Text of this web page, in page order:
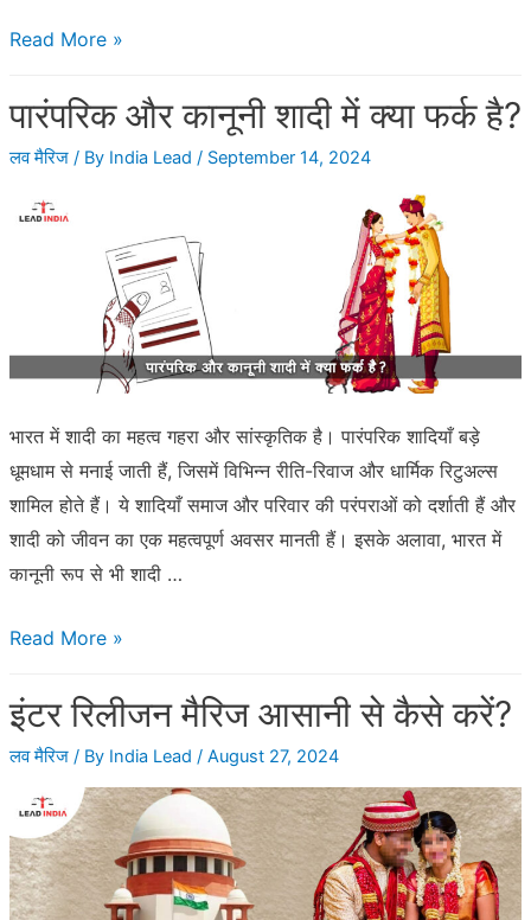
विवाह
कानूनी
प्रक्रिया
होती
Read More »
पारंपरिक और कानूनी शादी में क्या फर्क है?
लव मैरिज/ By India Lead / September 14, 2024
भारत में शादी का महत्व गहरा और सांस्कृतिक है। पारंपरिक शादियाँ बड़े
धूमधाम से मनाई जाती हैं, जिसमें विभिन्न रीति-रिवाज और धार्मिक रिटुअल्स
शामिल होते हैं। ये शादियाँ समाज और परिवार की परंपराओं को दर्शाती हैं और
शादी को जीवन का एक महत्वपूर्ण अवसर मानती हैं। इसके अलावा, भारत में
कानूनी रूप से भी शादी …
पारंपरिक
कानूनी
शादी
क्या
फर्क
है?
Read More »
इंटर रिलीजन मैरिज आसानी से कैसे करें?
लव मैरिज/ By India Lead / August 27, 2024